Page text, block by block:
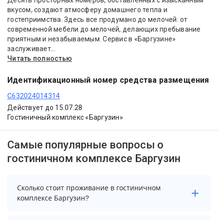
вкусом, создают атмосферу домашнего тепла и
гостеприимства. Здесь все продумано до мелочей: от
современной мебели до мелочей, делающих пребывание
приятным и незабываемым. Сервис в «Баргузине»
заслуживает...
Читать полностью
Идентификационный номер средства размещения
С632024014314
Действует до 15.07.28
Гостиничный комплекс «Баргузин»
Самые популярные вопросы о
гостиничном комплексе Баргузин
Сколько стоит проживание в гостиничном
комплексе Баргузин?